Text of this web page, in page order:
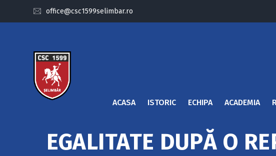
office@csc1599selimbar.ro
ACASA ISTORIC ECHIPA ACADEMIA
EGALITATE DUPĂ O